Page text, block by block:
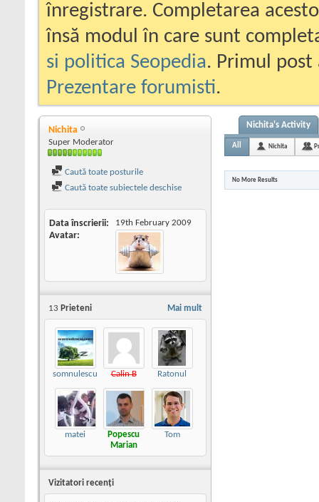
înregistrare. Completarea
însă modul în care sunt
si politica Seopedia. Primul
Prezentare forumisti.
Nichita
Super Moderator
Caută toate posturile
Caută toate subiectele deschise
Data înscrierii 19th February 2009
Avatar
Mai mult
13 Prieteni
somnulescu Calin B Ratonul
matei
Popescu
Marian
Tom
Vizitatori recenţi
Nichita's Activity
All Nichita
No More Results